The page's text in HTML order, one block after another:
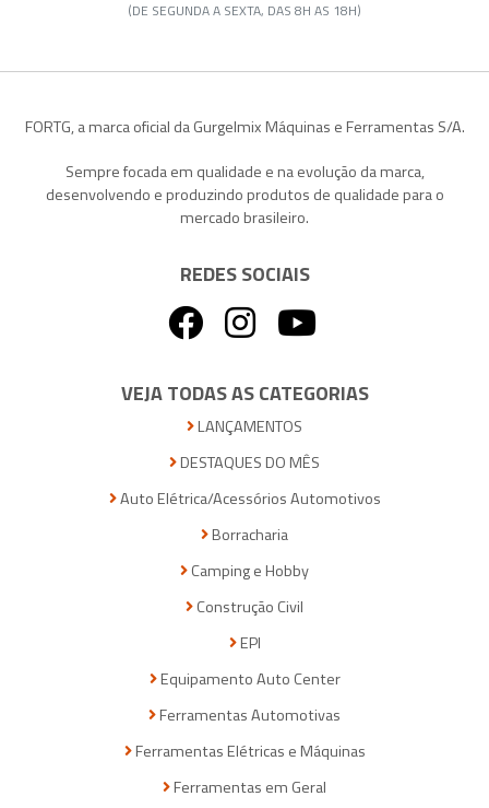
(DE SEGUNDA A SEXTA, DAS 8H AS 18H)
FORTG, a marca oficial da Gurgelmix Máquinas e Ferramentas S/A.
Sempre focada em qualidade e na evolução da marca,
desenvolvendo e produzindo produtos de qualidade para o
mercado brasileiro.
REDES SOCIAIS
VEJA TODAS AS CATEGORIAS
LANÇAMENTOS
DESTAQUES DO MÊS
Auto Elétrica/Acessórios Automotivos
Borracharia
Camping e Hobby
Construção Civil
EPI
Equipamento Auto Center
Ferramentas Automotivas
Ferramentas Elétricas e Máquinas
Ferramentas em Geral